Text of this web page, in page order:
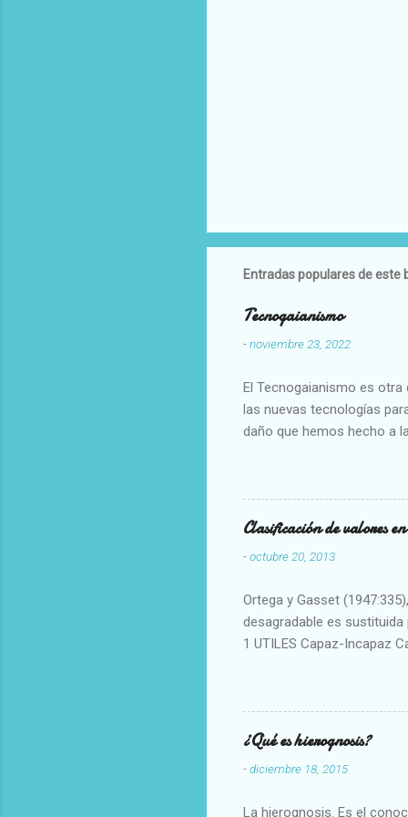
Entradas populares de este
Tecnogaianismo
-noviembre 23, 2022
El Tecnogaianismo es
las nuevas tecnologías
daño que hemos hecho a
Clasificación de valores
-octubre 20, 2013
Ortega y Gasset
desagradable es
1 UTILES Capaz-Incapaz
Aproximado Evidente-
Escrupuloso-Relajado
Armonioso-Inarmonioso 4
¿Qué es hierognosis?
-diciembre 18, 2015
La hierognosis. Es el